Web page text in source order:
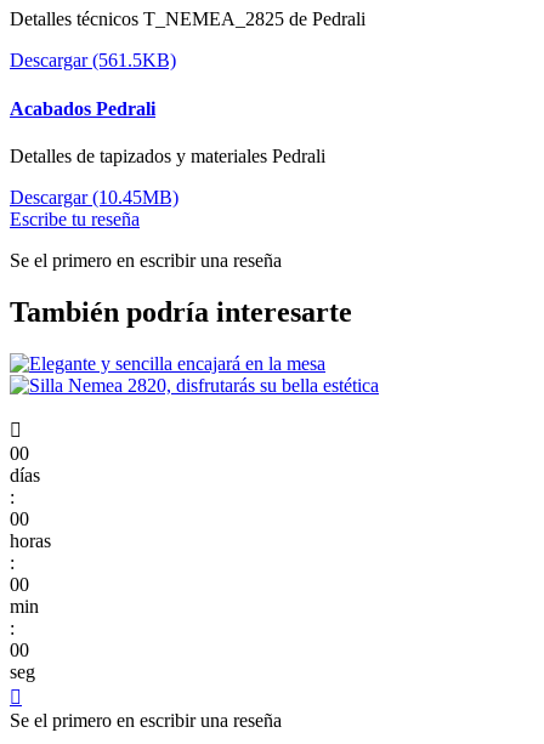
Detalles técnicos T_NEMEA_2825 de Pedrali
Descargar (561.5KB)
Acabados Pedrali
Detalles de tapizados y materiales Pedrali
Descargar (10.45MB)
Escribe tu reseña
Se el primero en escribir una reseña
También podría interesarte

00
días
:
00
horas
:
00
min
:
00
seg

Se el primero en escribir una reseña